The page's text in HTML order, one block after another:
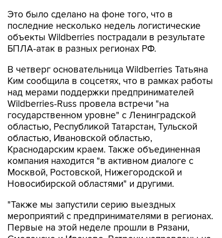
Это было сделано на фоне того, что в
последние несколько недель логистические
объекты Wildberries пострадали в результате
БПЛА-атак в разных регионах РФ.
В четверг основательница Wildberries Татьяна
Ким сообщила в соцсетях, что в рамках работы
над мерами поддержки предпринимателей
Wildberries-Russ провела встречи "на
государственном уровне" с Ленинградской
областью, Республикой Татарстан, Тульской
областью, Ивановской областью,
Краснодарским краем. Также объединенная
компания находится "в активном диалоге с
Москвой, Ростовской, Нижегородской и
Новосибирской областями" и другими.
"Также мы запустили серию выездных
мероприятий с предпринимателями в регионах.
Первые на этой неделе прошли в Рязани,